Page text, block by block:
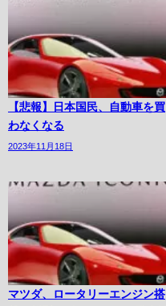
【悲報】日本国民、自動車を買
わなくなる
2023年11月18日
マツダ、ロータリーエンジン搭